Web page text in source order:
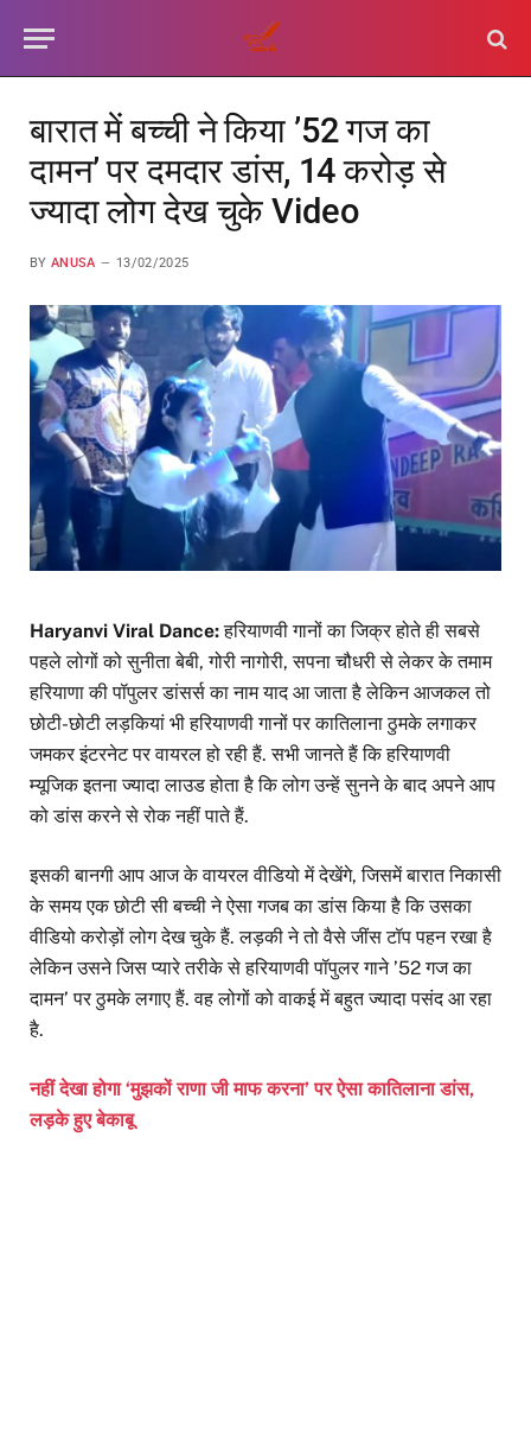
बारात में बच्ची ने किया ’52 गज का
दामन’ पर दमदार डांस, 14 करोड़ से
ज्यादा लोग देख चुके Video
BY ANUSA 13/02/2025
Haryanvi Viral Dance:हरियाणवी गानों का जिक्र होते ही सबसे
पहले लोगों को सुनीता बेबी, गोरी नागोरी, सपना चौधरी से लेकर के तमाम
हरियाणा की पॉपुलर डांसर्स का नाम याद आ जाता है लेकिन आजकल तो
छोटी-छोटी लड़कियां भी हरियाणवी गानों पर कातिलाना ठुमके लगाकर
जमकर इंटरनेट पर वायरल हो रही हैं. सभी जानते हैं कि हरियाणवी
म्यूजिक इतना ज्यादा लाउड होता है कि लोग उन्हें सुनने के बाद अपने आप
को डांस करने से रोक नहीं पाते हैं.
इसकी बानगी आप आज के वायरल वीडियो में देखेंगे, जिसमें बारात निकासी
के समय एक छोटी सी बच्ची ने ऐसा गजब का डांस किया है कि उसका
वीडियो करोड़ों लोग देख चुके हैं. लड़की ने तो वैसे जींस टॉप पहन रखा है
लेकिन उसने जिस प्यारे तरीके से हरियाणवी पॉपुलर गाने ’52 गज का
दामन’ पर ठुमके लगाए हैं. वह लोगों को वाकई में बहुत ज्यादा पसंद आ रहा
है.
नहीं देखा होगा ‘मुझकों राणा जी माफ करना’ पर ऐसा कातिलाना डांस,
लड़के हुए बेकाबू